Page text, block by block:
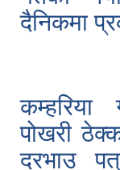
दैनिकमा
कम्हरिया
पोखरी
दरभाउ